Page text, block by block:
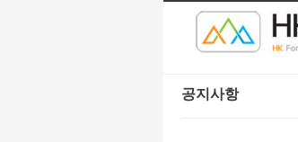
공지사항
Sketchbook5, 스케치북5
Sketchbook5, 스케치북5